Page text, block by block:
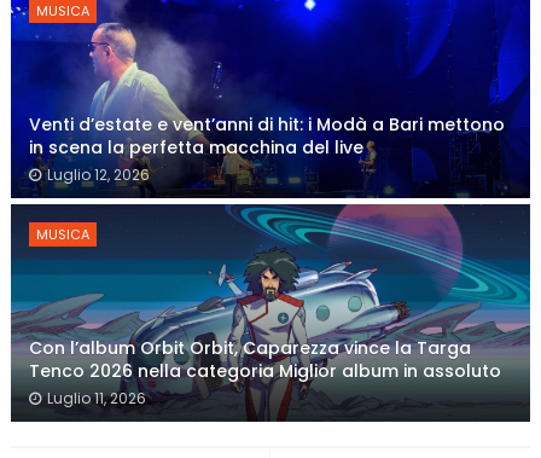
MUSICA
Venti d’estate e vent’anni di hit: i Modà a Bari mettono
in scena la perfetta macchina del live
Luglio 12, 2026
MUSICA
Con l’album Orbit Orbit, Caparezza vince la Targa
Tenco 2026 nella categoria Miglior album in assoluto
Luglio 11, 2026